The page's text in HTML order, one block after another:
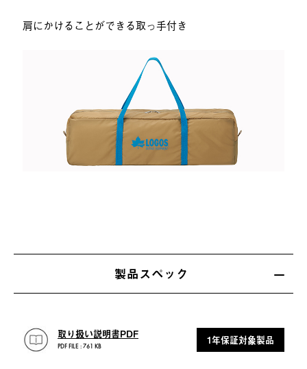
肩にかけることができる取っ手付き
製品スペック
取り扱い説明書PDF
PDF FILE : 761 KB
1年保証対象製品